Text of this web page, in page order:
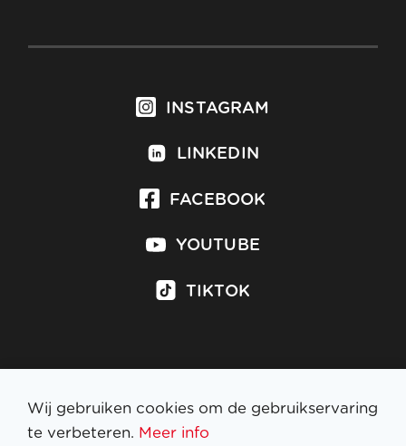
INSTAGRAM
LINKEDIN
FACEBOOK
YOUTUBE
TIKTOK
Inschrijven op nieuwsbrief
Wij gebruiken cookies om de gebruikservaring
te verbeteren. Meer info